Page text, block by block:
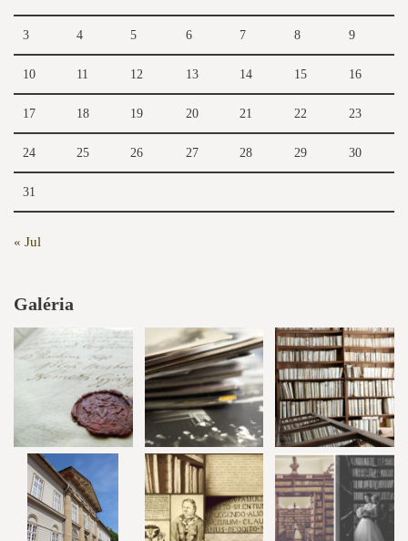
3 4 5 6 7 8 9
10 11 12 13 14 15 16
17 18 19 20 21 22 23
24 25 26 27 28 29 30
31
« Jul
Galéria